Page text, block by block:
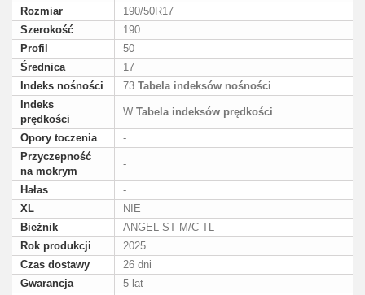
Rozmiar
190/50R17
Szerokość
190
Profil
50
Średnica
17
Indeks nośności
73 Tabela indeksów nośności
Indeks
prędkości
W Tabela indeksów prędkości
Opory toczenia
-
Przyczepność
na mokrym
-
Hałas
-
XL
NIE
Bieżnik
ANGEL ST M/C TL
Rok produkcji
2025
Czas dostawy
26 dni
Gwarancja
5 lat